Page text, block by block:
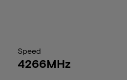
Speed
4266MHz